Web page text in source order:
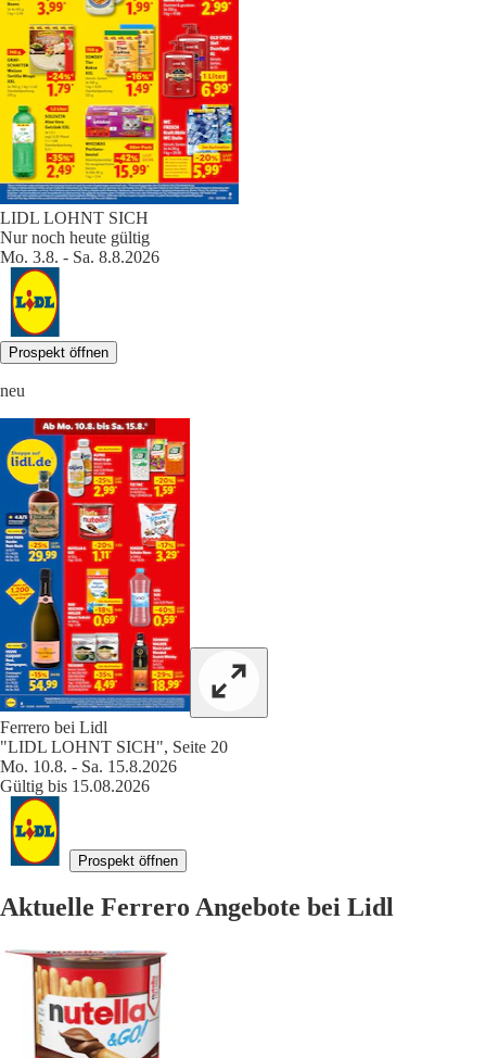
LIDL LOHNT SICH
Nur noch heute gültig
Mo. 3.8. - Sa. 8.8.2026
Prospekt öffnen
neu
Ferrero bei Lidl
"LIDL LOHNT SICH", Seite 20
Mo. 10.8. - Sa. 15.8.2026
Gültig bis 15.08.2026
Prospekt öffnen
Aktuelle Ferrero Angebote bei Lidl